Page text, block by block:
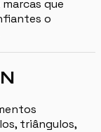
que
o
triângulos,